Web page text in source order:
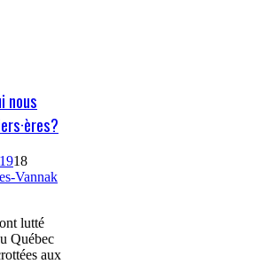
nous
18
Vannak
lutté
Québec
aux